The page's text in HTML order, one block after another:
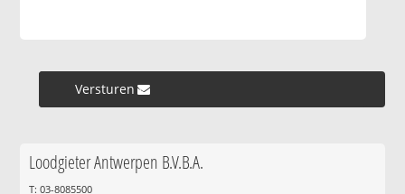
Versturen »
Loodgieter Antwerpen B.V.B.A.
T: 03-8085500